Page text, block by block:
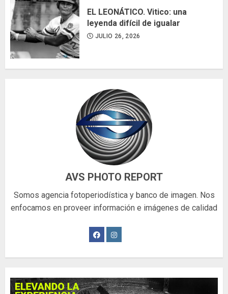
EL LEONÁTICO. Vitico: una
leyenda difícil de igualar
JULIO 26, 2026
AVS PHOTO REPORT
Somos agencia fotoperiodística y banco de imagen. Nos
enfocamos en proveer información e imágenes de calidad